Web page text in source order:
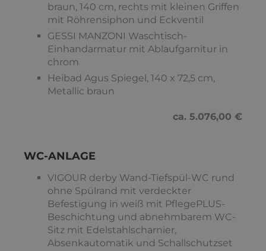
braun, 140 cm, rechts mit kleinen Griffen
mit Röhrensiphon und Eckventil
GESSI MANZONI Waschtisch-
Einhandarmatur mit Ablaufgarnitur in
chrom
Heibad Agus Spiegel, 140 x 72,5 cm,
Metallic braun
ca. 5.076,00 €
WC-ANLAGE
VIGOUR derby Wand-Tiefspül-WC rund
ohne Spülrand mit verdeckter
Befestigung in weiß mit PflegePLUS-
Beschichtung und abnehmbarem WC-
Sitz mit Edelstahlscharnier,
Absenkautomatik und Schallschutzset